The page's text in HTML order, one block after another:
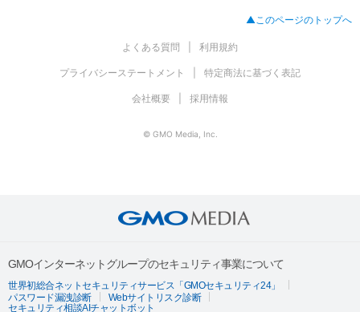
▲このページのトップへ
よくある質問 利用規約
プライバシーステートメント 特定商法に基づく表記
会社概要 採用情報
© GMO Media, Inc.
GMOインターネットグループのセキュリティ事業について
世界初総合ネットセキュリティサービス「GMOセキュリティ24」
パスワード漏洩診断
Webサイトリスク診断
セキュリティ相談AIチャットボット